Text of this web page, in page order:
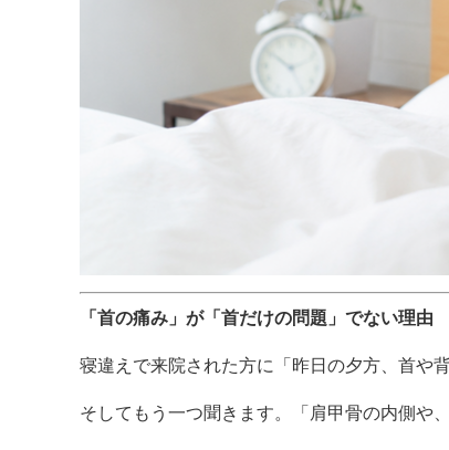
「首の痛み」が「首だけの問題」でない理由
寝違えで来院された方に「昨日の夕方、首や
そしてもう一つ聞きます。「肩甲骨の内側や